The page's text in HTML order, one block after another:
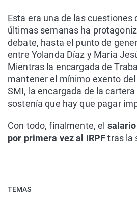
Esta era una de las cuestiones
últimas semanas ha
debate, hasta el punto de
entre Yolanda Díaz y María
Mientras la encargada de
mantener el mínimo exento del
SMI, la encargada de la
sostenía que hay que pagar
Con todo, finalmente, el
por primera vez al IRPFtras la
TEMAS